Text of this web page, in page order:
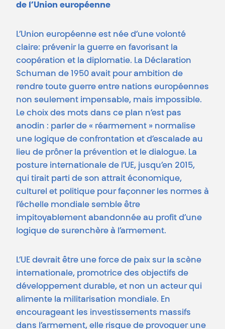
de l’Union européenne
L’Union européenne est née d’une volonté
claire: prévenir la guerre en favorisant la
coopération et la diplomatie. La Déclaration
Schuman de 1950 avait pour ambition de
rendre toute guerre entre nations européennes
non seulement impensable, mais impossible.
Le choix des mots dans ce plan n’est pas
anodin : parler de « réarmement » normalise
une logique de confrontation et d’escalade au
lieu de prôner la prévention et le dialogue. La
posture internationale de l’UE, jusqu’en 2015,
qui tirait parti de son attrait économique,
culturel et politique pour façonner les normes à
l’échelle mondiale semble être
impitoyablement abandonnée au profit d’une
logique de surenchère à l’armement.
L’UE devrait être une force de paix sur la scène
internationale, promotrice des objectifs de
développement durable, et non un acteur qui
alimente la militarisation mondiale. En
encourageant les investissements massifs
dans l’armement, elle risque de provoquer une